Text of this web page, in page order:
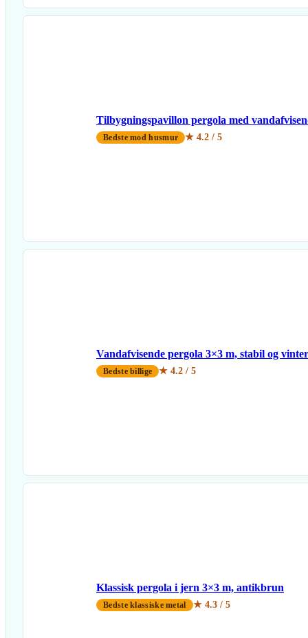
Tilbygningspavillon pergola med
Bedste mod husmur ★ 4.2 / 5
Vandafvisende pergola 3×3 m, stabil og
Bedste billige ★ 4.2 / 5
Klassisk pergola i jern 3×3 m, antikbrun
Bedste klassiske metal ★ 4.3 / 5